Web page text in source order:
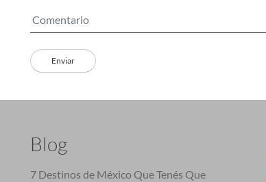
Blog
7 Destinos de México Que Tenés Que